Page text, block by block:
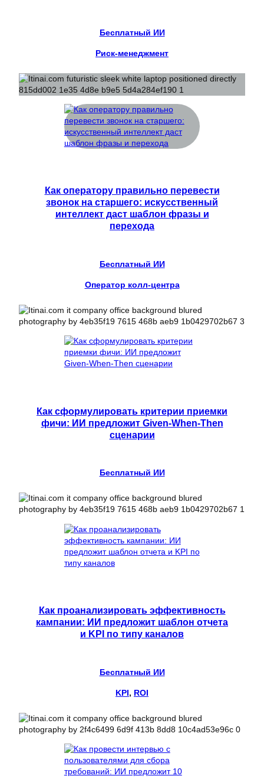
Бесплатный ИИ
Риск-менеджмент
Как оператору правильно перевести
звонок на старшего: искусственный
интеллект даст шаблон фразы и
перехода
Бесплатный ИИ
Оператор колл-центра
Как сформулировать критерии приемки
фичи: ИИ предложит Given-When-Then
сценарии
Бесплатный ИИ
Как проанализировать эффективность
кампании: ИИ предложит шаблон отчета
и KPI по типу каналов
Бесплатный ИИ
KPI, ROI